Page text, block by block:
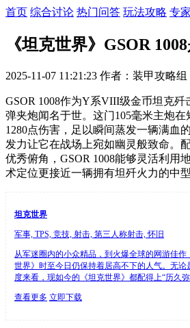
首页 综合讨论 热门问答 玩法攻略 专
《坦克世界》GSOR
2025-11-07 11:21:23 作者：装甲攻略组
GSOR 1008作为Y系VIII级金币坦克
弹夹炮闻名于世。这门105毫米主炮在
1280点伤害，足以瞬间蒸发一辆满血
发力让它在战场上宛如幽灵般致命。
优秀俯角，GSOR 1008能够灵活利用
术定位更接近一辆拥有坦歼火力的中型
坦克世界
军事, TPS, 竞技, 射击, 第三人称射击, 怀旧
从军迷圈内的小众精品，到火爆全球的网游佳
世界》时至今日仍保持着居高不下的人气。无
度来看，现如今的《坦克世界》都配得上“历久弥
查看更多 立即下载